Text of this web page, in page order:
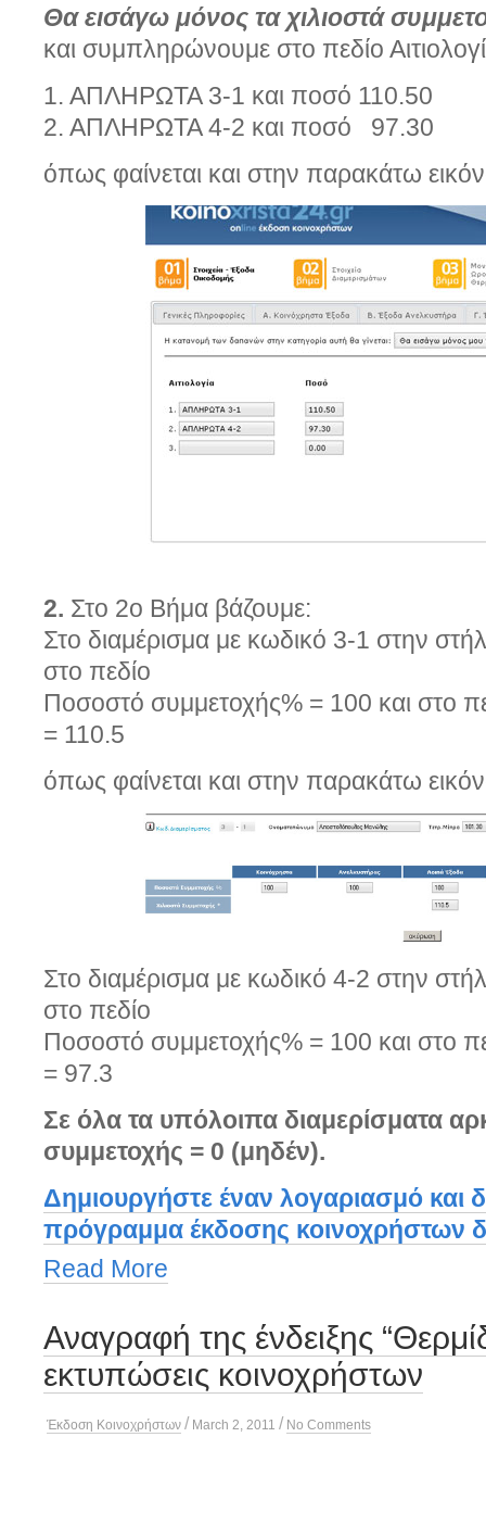
Θα εισάγω μόνος τα χιλιοστά
και συμπληρώνουμε στο πεδίο
1. ΑΠΛΗΡΩΤΑ 3-1 και ποσό 110.50
2. ΑΠΛΗΡΩΤΑ 4-2 και ποσό 97.30
όπως φαίνεται και στην παρακάτω
2. Στο 2ο Βήμα βάζουμε:
Στο διαμέρισμα με κωδικό 3-1 στην
στο πεδίο
Ποσοστό συμμετοχής% = 100 και στο
= 110.5
όπως φαίνεται και στην παρακάτω
Στο διαμέρισμα με κωδικό 4-2 στην
στο πεδίο
Ποσοστό συμμετοχής% = 100 και στο
= 97.3
Σε όλα τα υπόλοιπα διαμερίσματα
συμμετοχής = 0 (μηδέν).
Δημιουργήστε έναν λογαριασμό και
πρόγραμμα έκδοσης κοινοχρήστων
Read More
Αναγραφή της ένδειξης
εκτυπώσεις κοινοχρήστων
Έκδοση Κοινοχρήστων / March 2, 2011 / No Comments